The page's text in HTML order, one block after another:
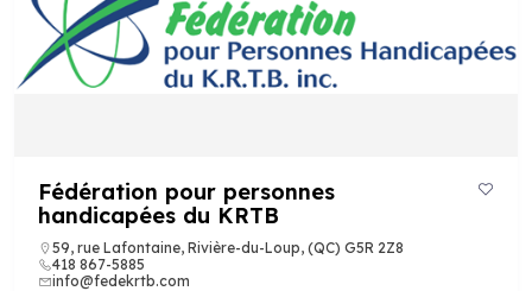
Fédération pour personnes
handicapées du KRTB
59, rue Lafontaine, Rivière-du-Loup, (QC) G5R 2Z8
418 867-5885
info@fedekrtb.com